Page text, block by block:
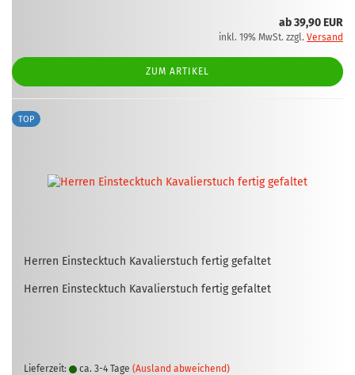
ab 39,90 EUR
inkl. 19% MwSt. zzgl. Versand
ZUM ARTIKEL
TOP
Her­ren Ein­steck­tuch Ka­va­lier­s­tuch fer­tig ge­fal­tet
Her­ren Ein­steck­tuch Ka­va­lier­s­tuch fer­tig ge­fal­tet
Lieferzeit: ca. 3-4 Tage (Ausland abweichend)